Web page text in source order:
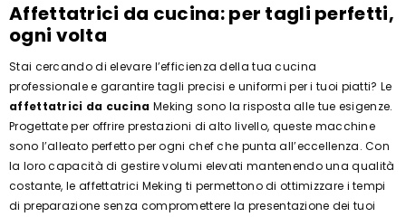
Affettatrici da cucina: per tagli perfetti,
ogni volta
Stai cercando di elevare l’efficienza della tua cucina
professionale e garantire tagli precisi e uniformi per i tuoi piatti? Le
affettatrici da cucina Meking sono la risposta alle tue esigenze.
Progettate per offrire prestazioni di alto livello, queste macchine
sono l’alleato perfetto per ogni chef che punta all’eccellenza. Con
la loro capacità di gestire volumi elevati mantenendo una qualità
costante, le affettatrici Meking ti permettono di ottimizzare i tempi
di preparazione senza compromettere la presentazione dei tuoi